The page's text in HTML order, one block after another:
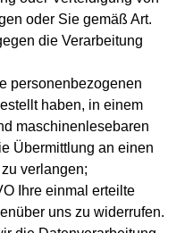
oder Sie gemäß Art.
die Verarbeitung
personenbezogenen
haben, in einem
maschinenlesebaren
Übermittlung an einen
verlangen;
Ihre einmal erteilte
uns zu widerrufen.